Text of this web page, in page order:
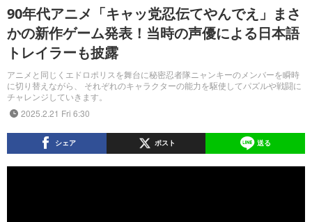
90年代アニメ「キャッ党忍伝てやんでえ」まさ
かの新作ゲーム発表！当時の声優による日本語
トレイラーも披露
アニメと同じくエドロポリスを舞台に秘密忍者隊ニャンキーのメンバーを瞬時
に切り替えながら、 それぞれのキャラクターの能力を駆使してパズルや戦闘に
チャレンジしていきます。
2025.2.21 Fri 6:30
シェア ポスト 送る